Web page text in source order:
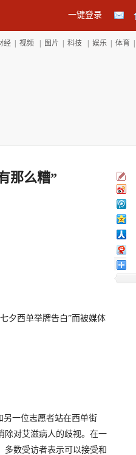
一键登录
经| 视频 图片 科技 娱乐| 体育
那么糟”
夕西单举牌告白”而被媒体
一位志愿者站在西单街
除对艾滋病人的歧视。在一
多数受访者表示可以接受和